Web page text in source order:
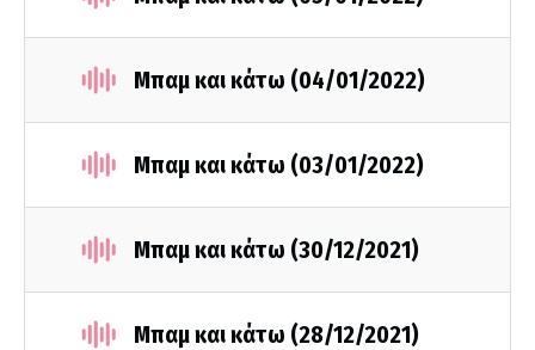
Μπαμ και κάτω (04/01/2022)
Μπαμ και κάτω (03/01/2022)
Μπαμ και κάτω (30/12/2021)
Μπαμ και κάτω (28/12/2021)